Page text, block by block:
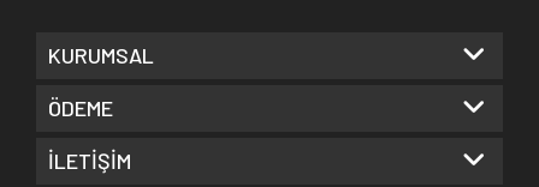
KURUMSAL
ÖDEME
İLETİŞİM